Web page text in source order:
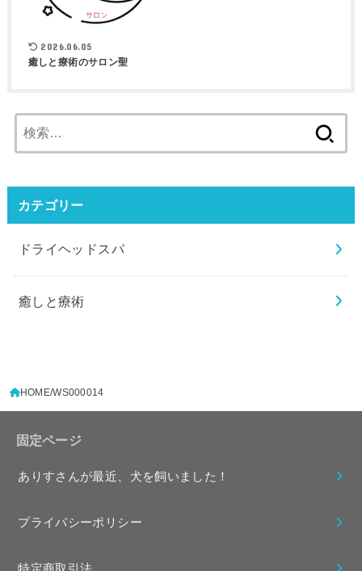
2026.06.05
癒しと療術のサロン聖
索:
カテゴリー
ドライヘッドスパ
癒しと療術
HOME WS000014
固定ページ
ありすさんが最近、犬を飼いました！
プライバシーポリシー